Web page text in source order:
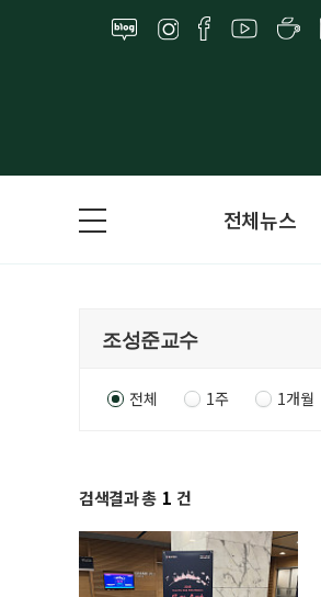
전체뉴스
전체 1주 1개월
검색결과 총 1 건